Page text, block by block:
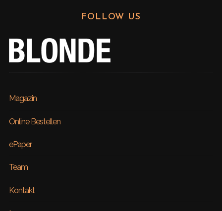
FOLLOW US
Magazin
Online Bestellen
ePaper
Team
Kontakt